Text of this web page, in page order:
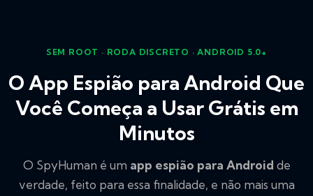
SEM ROOT · RODA DISCRETO · ANDROID 5.0+
O App Espião para Android Que
Você Começa a Usar Grátis em
Minutos
O SpyHuman é um app espião para Android de
verdade, feito para essa finalidade, e não mais uma